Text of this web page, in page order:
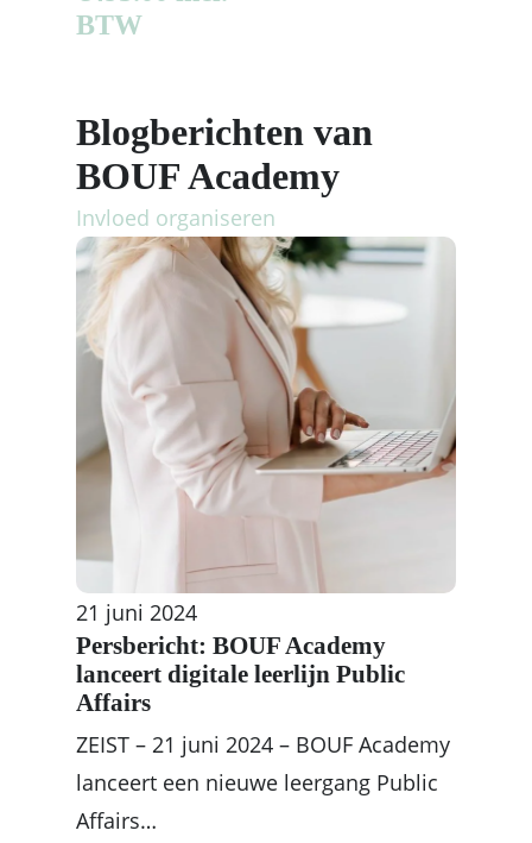
BTW
Blogberichten van
BOUF Academy
Invloed organiseren
21 juni 2024
Persbericht: BOUF Academy
lanceert digitale leerlijn Public
Affairs
ZEIST – 21 juni 2024 – BOUF Academy
lanceert een nieuwe leergang Public
Affairs…